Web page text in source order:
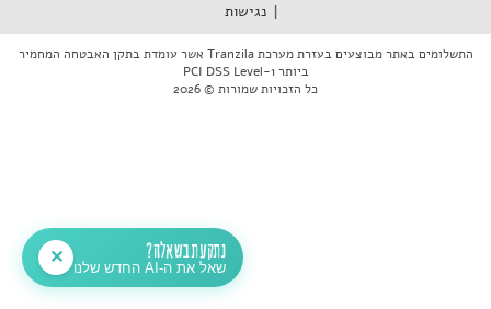
נגישות
התשלומים באתר מבוצעים בעזרת מערכת Tranzila אשר עומדת בתקן האבטחה המחמיר
ביותר PCI DSS Level-1
כל הזכויות שמורות © 2026
נתקעת בשאלה?
שאל את ה-AI החדש שלנו
✕